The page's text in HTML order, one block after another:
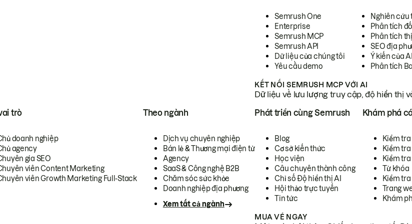
Semrush One
Enterprise
Semrush MCP
Semrush API
Dữ liệu của chúng tôi
Yêu cầu demo
Nghiên cứu
Phân tích
Phân tích
SEO địa
Ý kiến của
Phân tích
KẾT NỐI SEMRUSH MCP VỚI AI
Dữ liệu về lưu lượng truy cập, độ hiển thị
trò
doanh nghiệp
agency
gia SEO
viên Content Marketing
viên Growth Marketing Full-Stack
Theo ngành
Dịch vụ chuyên nghiệp
Bán lẻ & Thương mại điện tử
Agency
SaaS & Công nghệ B2B
Chăm sóc sức khỏe
Doanh nghiệp địa phương
Xem tất cả ngành
Phát triển cùng Semrush
Blog
Cơ sở kiến thức
Học viện
Câu chuyên thành công
Chỉ số Độ hiển thị AI
Hội thảo trực tuyến
Tin tức
Khám phá
Kiểm
Kiểm tra
Kiểm
Từ khóa
Kiểm
Trang
Khám
MUA VÉ NGAY